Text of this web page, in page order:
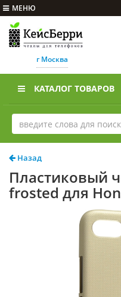
МЕНЮ
г Москва
КАТАЛОГ ТОВАРОВ
Назад
Пластиковый
frosted для